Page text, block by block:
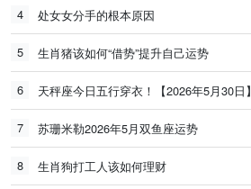
4 处女女分手的根本原因
5 生肖猪该如何“借势”提升自己运势
6 天秤座今日五行穿衣！【2026年5月30日】
7 苏珊米勒2026年5月双鱼座运势
8 生肖狗打工人该如何理财